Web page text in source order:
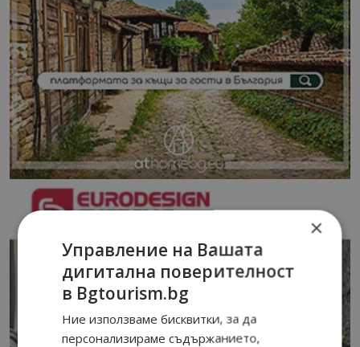
×
Управление на Вашата
дигитална поверителност
в Bgtourism.bg
Ние използваме бисквитки, за да
персонализираме съдържанието,